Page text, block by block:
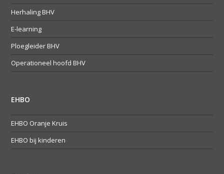
Herhaling BHV
E-learning
Ploegleider BHV
Operationeel hoofd BHV
EHBO
EHBO Oranje Kruis
EHBO bij kinderen